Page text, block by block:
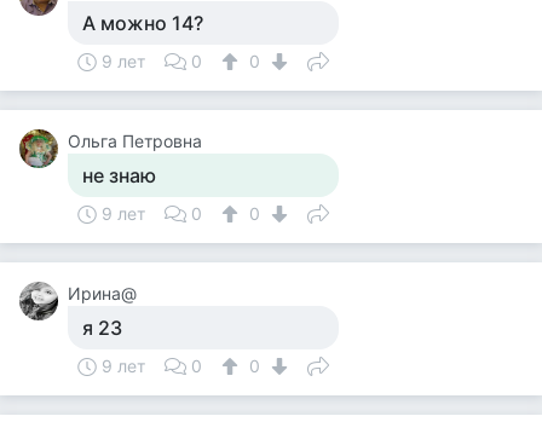
А можно 14?
9 лет 0 0
Ольга Петровна
не знаю
9 лет 0 0
Ирина@
я 23
9 лет 0 0